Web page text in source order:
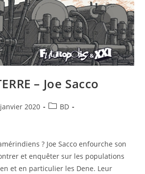
– Joe Sacco
2020
BD
? Joe Sacco enfourche son
et enquêter sur les populations
et en particulier les Dene. Leur